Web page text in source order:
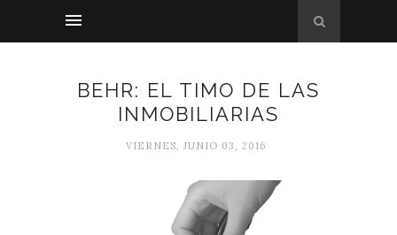
BEHR: EL TIMO DE LAS
INMOBILIARIAS
VIERNES, JUNIO 03, 2016